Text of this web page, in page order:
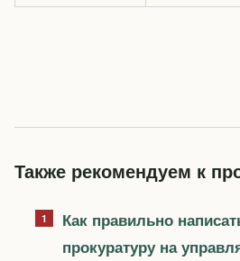
Также рекомендуем к
Как правильно
прокуратуру на